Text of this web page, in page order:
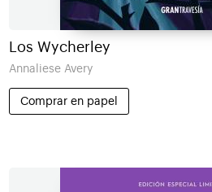
Los Wycherley
Annaliese Avery
Comprar en papel